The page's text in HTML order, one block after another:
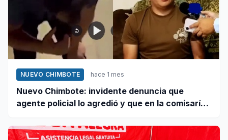
NUEVO CHIMBOTE hace 1 mes
Nuevo Chimbote: invidente denuncia que
agente policial lo agredió y que en la comisaría